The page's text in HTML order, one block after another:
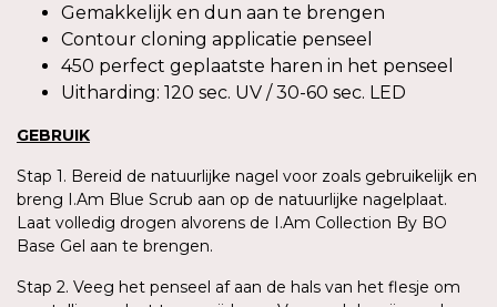
Gemakkelijk en dun aan te brengen
Contour cloning applicatie penseel
450 perfect geplaatste haren in het penseel
Uitharding: 120 sec. UV / 30-60 sec. LED
GEBRUIK
Stap 1. Bereid de natuurlijke nagel voor zoals gebruikelijk en
breng I.Am Blue Scrub aan op de natuurlijke nagelplaat.
Laat volledig drogen alvorens de I.Am Collection By BO
Base Gel aan te brengen.
Stap 2. Veeg het penseel af aan de hals van het flesje om